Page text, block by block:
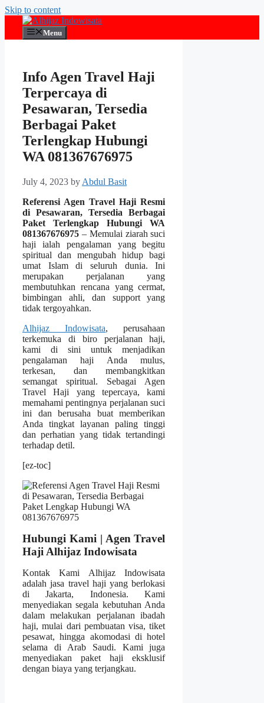
Skip to content
Menu
Info Agen Travel Haji
Terpercaya di
Pesawaran, Tersedia
Berbagai Paket
Terlengkap Hubungi
WA 081367676975
July 4, 2023 by Abdul Basit
Referensi Agen Travel Haji Resmi
di Pesawaran, Tersedia Berbagai
Paket Terlengkap Hubungi WA
081367676975 – Memulai ziarah suci
haji ialah pengalaman yang begitu
spiritual dan mengubah hidup bagi
umat Islam di seluruh dunia. Ini
merupakan perjalanan yang
membutuhkan rencana yang cermat,
bimbingan ahli, dan support yang
tidak tergoyahkan.
Alhijaz Indowisata, perusahaan
terkemuka di biro perjalanan haji,
kami di sini untuk menjadikan
pengalaman haji Anda mulus,
terkesan, dan membangkitkan
semangat spiritual. Sebagai Agen
Travel Haji yang tepercaya, kami
memahami pentingnya perjalanan suci
ini dan berusaha buat memberikan
Anda tingkat layanan paling tinggi
dan perhatian yang tidak tertandingi
terhadap detil.
[ez-toc]
Hubungi Kami | Agen Travel
Haji Alhijaz Indowisata
Kontak Kami Alhijaz Indowisata
adalah jasa travel haji yang berlokasi
di Jakarta, Indonesia. Kami
menyediakan segala kebutuhan Anda
dalam melakukan perjalanan ibadah
haji, mulai dari pembuatan visa, tiket
pesawat, hingga akomodasi di hotel
selama di Arab Saudi. Kami juga
menyediakan paket haji eksklusif
dengan biaya yang terjangkau.